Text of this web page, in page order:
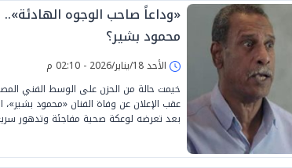
«وداعاً صاحب الوجوه
محمود بشير؟
الأحد 18/يناير/2026 - 02:10 م
خيمت حالة من الحزن على الوسط الفني
عقب الإعلان عن وفاة الفنان «محمود
بعد تعرضه لوعكة صحية مفاجئة وتدهور